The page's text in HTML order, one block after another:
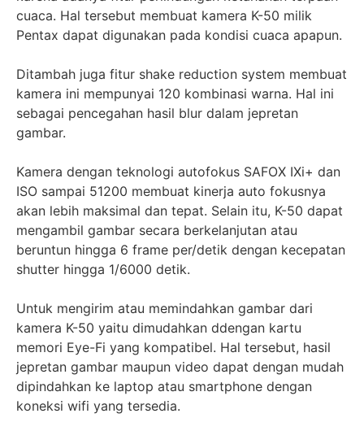
cuaca. Hal tersebut membuat kamera K-50 milik
Pentax dapat digunakan pada kondisi cuaca apapun.
Ditambah juga fitur shake reduction system membuat
kamera ini mempunyai 120 kombinasi warna. Hal ini
sebagai pencegahan hasil blur dalam jepretan
gambar.
Kamera dengan teknologi autofokus SAFOX IXi+ dan
ISO sampai 51200 membuat kinerja auto fokusnya
akan lebih maksimal dan tepat. Selain itu, K-50 dapat
mengambil gambar secara berkelanjutan atau
beruntun hingga 6 frame per/detik dengan kecepatan
shutter hingga 1/6000 detik.
Untuk mengirim atau memindahkan gambar dari
kamera K-50 yaitu dimudahkan ddengan kartu
memori Eye-Fi yang kompatibel. Hal tersebut, hasil
jepretan gambar maupun video dapat dengan mudah
dipindahkan ke laptop atau smartphone dengan
koneksi wifi yang tersedia.